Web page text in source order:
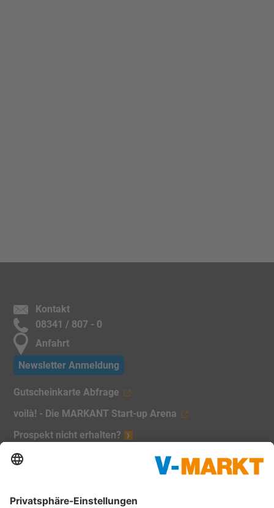
Kontakt
08341 / 807 - 0
Anfahrt
Newsletter Anmeldung
Gutscheinkarte Abfrage
voilà! - Die MARKANT Start-up Arena
Prospekt nicht erhalten?
Unsere Marken:
Christl's Modemarkt